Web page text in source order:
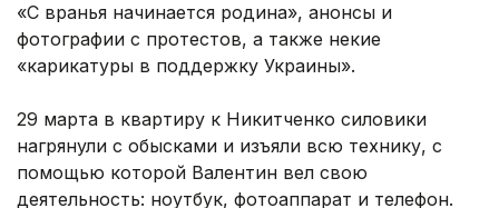
«С вранья начинается родина», анонсы и
фотографии с протестов, а также некие
«карикатуры в поддержку Украины».
29 марта в квартиру к Никитченко силовики
нагрянули с обысками и изъяли всю технику, с
помощью которой Валентин вел свою
деятельность: ноутбук, фотоаппарат и телефон.